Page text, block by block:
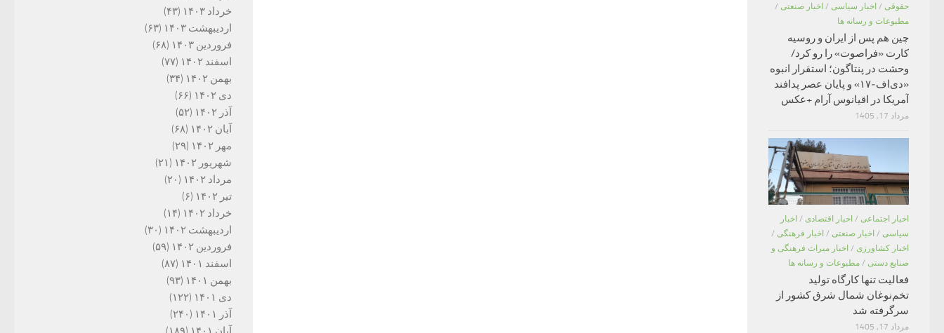
خرداد ۱۴۰۳
(۴۳)
اردیبهشت ۱۴۰۳
(۶۳)
فروردین ۱۴۰۳
(۶۸)
اسفند ۱۴۰۲
(۷۷)
بهمن ۱۴۰۲
(۳۴)
دی ۱۴۰۲
(۶۶)
آذر ۱۴۰۲
(۵۲)
آبان ۱۴۰۲
(۶۸)
مهر ۱۴۰۲
(۲۹)
شهریور ۱۴۰۲
(۲۱)
مرداد ۱۴۰۲
(۲۰)
تیر ۱۴۰۲
(۶)
خرداد ۱۴۰۲
(۱۴)
اردیبهشت ۱۴۰۲
(۳۰)
فروردین ۱۴۰۲
(۵۹)
اسفند ۱۴۰۱
(۸۷)
بهمن ۱۴۰۱
(۹۳)
دی ۱۴۰۱
(۱۲۲)
آذر ۱۴۰۱
(۲۴۰)
حقوقی / اخبار سیاسی / اخبار صنعتی /
مطبوعات و رسانه ها
چین هم پس از ایران و روسیه
کارت «فراصوت» را رو کرد/
وحشت در پنتاگون؛ استقرار انبوه
«دی‌اف‑۱۷» و پایان عصر پدافند
آمریکا در اقیانوس آرام +عکس
مرداد 17, 1405
اخبار اجتماعی / اخبار اقتصادی / اخبار
سیاسی / اخبار صنعتی / اخبار فرهنگی /
اخبار کشاورزی / اخبار میراث فرهنگی و
صنایع دستی / مطبوعات و رسانه ها
فعالیت تنها کارگاه تولید
تخم‌نوغان شمال شرق کشور از
سرگرفته شد
مرداد 17, 1405